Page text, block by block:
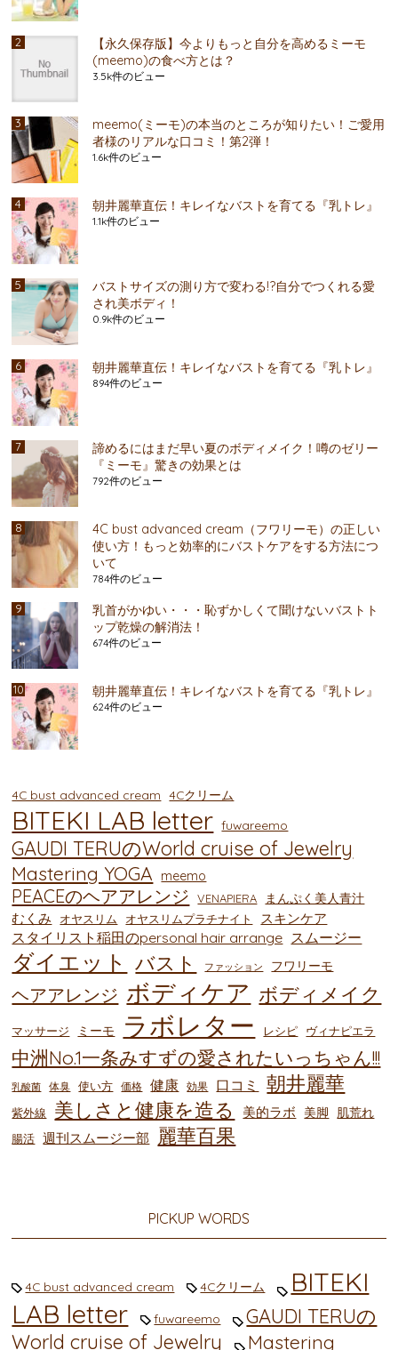
【永久保存版】今よりもっと自分を高めるミーモ
(meemo)の食べ方とは？
3.5k件のビュー
meemo(ミーモ)の本当のところが知りたい！ご愛用
者様のリアルな口コミ！第2弾！
1.6k件のビュー
朝井麗華直伝！キレイなバストを育てる『乳トレ』
1.1k件のビュー
バストサイズの測り方で変わる!?自分でつくれる愛
され美ボディ！
0.9k件のビュー
朝井麗華直伝！キレイなバストを育てる『乳トレ』
894件のビュー
諦めるにはまだ早い夏のボディメイク！噂のゼリー
『ミーモ』驚きの効果とは
792件のビュー
4C bust advanced cream（フワリーモ）の正しい
使い方！もっと効率的にバストケアをする方法につ
いて
784件のビュー
乳首がかゆい・・・恥ずかしくて聞けないバストト
ップ乾燥の解消法！
674件のビュー
朝井麗華直伝！キレイなバストを育てる『乳トレ』
624件のビュー
4C bust advanced cream 4Cクリーム
BITEKI LAB letter fuwareemo
GAUDI TERUのWorld cruise of Jewelry
Mastering YOGA meemo
PEACEのヘアアレンジ VENAPIERA まんぷく美人青汁
むくみ オヤスリム オヤスリムプラチナイト スキンケア
スタイリスト稲田のpersonal hair arrange スムージー
ダイエット バスト ファッション フワリーモ
ヘアアレンジ ボディケア ボディメイク
マッサージ ミーモ ラボレター レシピ ヴィナピエラ
中洲No.1一条みすずの愛されたいっちゃん!!!
乳酸菌 体臭 使い方 価格 健康 効果 口コミ 朝井麗華
紫外線 美しさと健康を造る 美的ラボ 美脚 肌荒れ
腸活 週刊スムージー部 麗華百果
PICKUP WORDS
4C bust advanced cream 4Cクリーム
BITEKI
LAB letter
fuwareemo
GAUDI TERUの
World cruise of Jewelry
Mastering